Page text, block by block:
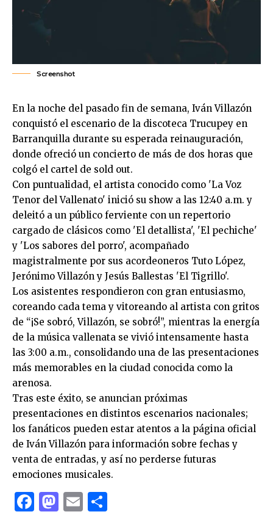
Screenshot
En la noche del pasado fin de semana, Iván Villazón
conquistó el escenario de la discoteca Trucupey en
Barranquilla durante su esperada reinauguración,
donde ofreció un concierto de más de dos horas que
colgó el cartel de sold out.
Con puntualidad, el artista conocido como 'La Voz
Tenor del Vallenato' inició su show a las 12:40 a.m. y
deleitó a un público ferviente con un repertorio
cargado de clásicos como 'El detallista', 'El pechiche'
y 'Los sabores del porro', acompañado
magistralmente por sus acordeoneros Tuto López,
Jerónimo Villazón y Jesús Ballestas 'El Tigrillo'.
Los asistentes respondieron con gran entusiasmo,
coreando cada tema y vitoreando al artista con gritos
de “¡Se sobró, Villazón, se sobró!”, mientras la energía
de la música vallenata se vivió intensamente hasta
las 3:00 a.m., consolidando una de las presentaciones
más memorables en la ciudad conocida como la
arenosa.
Tras este éxito, se anuncian próximas
presentaciones en distintos escenarios nacionales;
los fanáticos pueden estar atentos a la página oficial
de Iván Villazón para información sobre fechas y
venta de entradas, y así no perderse futuras
emociones musicales.
Facebook
Mastodon
Email